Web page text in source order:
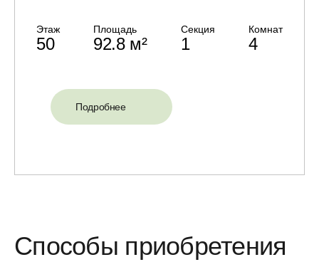
Этаж
50
Площадь
92.8 м²
Секция
1
Комнат
4
Подробнее
Способы приобретения